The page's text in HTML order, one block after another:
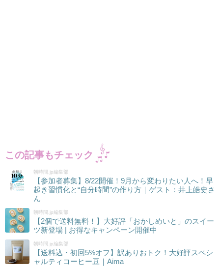
この記事もチェック
朝時間.jp編集部
【参加者募集】8/22開催！9月から変わりたい人へ！早
起き習慣化と“自分時間”の作り方｜ゲスト：井上皓史さ
ん
朝時間.jp編集部
【2個で送料無料！】大好評「おかしめいと」のスイー
ツ新登場 | お得なキャンペーン開催中
朝時間.jp編集部
【送料込・初回5%オフ】訳ありおトク！大好評スペシ
ャルティコーヒー豆｜Aima